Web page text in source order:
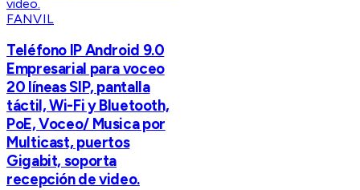
FANVIL
Teléfono IP Android 9.0
Empresarial para voceo
20 líneas SIP, pantalla
táctil, Wi-Fi y Bluetooth,
PoE, Voceo/ Musica por
Multicast, puertos
Gigabit, soporta
recepción de video.